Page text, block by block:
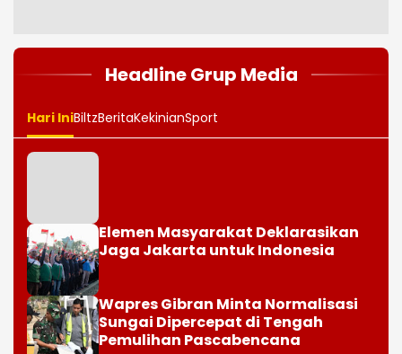
Headline Grup Media
Hari IniBiltzBeritaKekinianSport
Elemen Masyarakat Deklarasikan
Jaga Jakarta untuk Indonesia
Wapres Gibran Minta Normalisasi
Sungai Dipercepat di Tengah
Pemulihan Pascabencana